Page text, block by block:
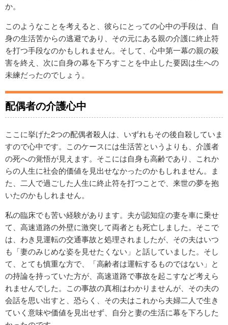
か。
このようなことを考えると、彼らにとっての心中の手段は、自
身の生活苦からの逃避であり、その元にある親の介護に終止符
を打つ手段なのかもしれません。そして、心中第一幕の親の殺
害を終え、次に自身の幕を下ろすことを中止した要因は生への
未練だったのでしょう。
配偶者の介護心中
ここに挙げた2つの配偶者殺人は、いずれもその後自殺していま
すので心中です。このケースには生活苦というよりも、介護者
の死への覚悟が見えます。そこには自身も高齢であり、これか
らの人生に社会的価値を見出せなかったのかもしれません。ま
た、二人で過ごした人生に終止符を打つことで、来世の夢を抱
いたのかもしれません。
私の臨床でも苦い経験があります。夫が認知症の妻を車に乗せ
て、高速道路の外壁に激突して両者とも死亡しました。そこで
は、わき見運転の交通事故と処理されましたが、その夫はいつ
も「妻のみじめな姿を見せたくない」と話していました。そし
て、とても慎重な方で、「高齢者は運転するものではない」と
の持論を持っていた方が、高速道路で事故を起こすなど考えら
れませんでした。この事故の真相はわかりませんが、その夫の
会話を思い出すと、恐らく、その夫はこれから夫婦二人で生き
ていく意味や価値を見出せず、自分と妻の生活に幕を下ろした